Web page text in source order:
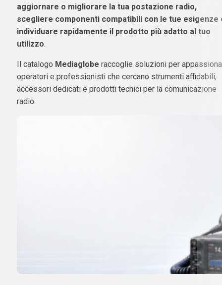
aggiornare o migliorare la tua postazione radio,
scegliere componenti compatibili con le tue esigenze
individuare rapidamente il prodotto più adatto al tuo
utilizzo.
Il catalogo Mediaglobe raccoglie soluzioni per
operatori e professionisti che cercano strumenti affidabili,
accessori dedicati e prodotti tecnici per la comunicazione
radio.